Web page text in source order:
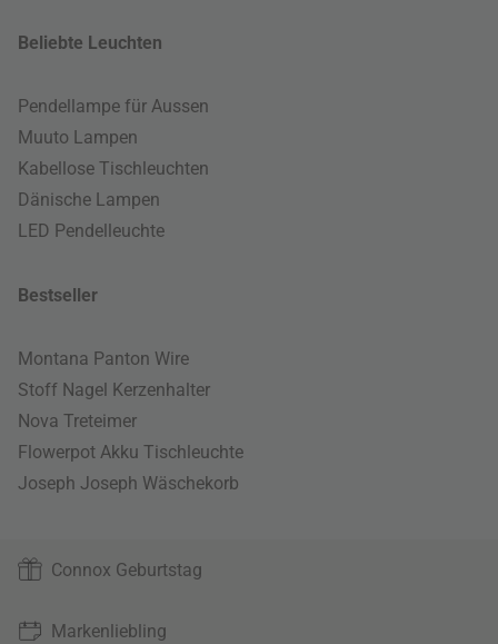
Beliebte Leuchten
Pendellampe für Aussen
Muuto Lampen
Kabellose Tischleuchten
Dänische Lampen
LED Pendelleuchte
Bestseller
Montana Panton Wire
Stoff Nagel Kerzenhalter
Nova Treteimer
Flowerpot Akku Tischleuchte
Joseph Joseph Wäschekorb
Connox Geburtstag
Markenliebling